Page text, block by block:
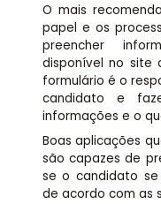
O mais
papel e os
preencher
disponível no site
formulário é o
candidato e
informações e o
Boas aplicações
são capazes de
se o candidato
de acordo com as